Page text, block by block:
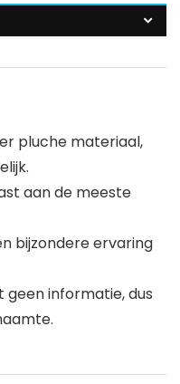
pluche materiaal,
aan de meeste
bijzondere ervaring
informatie, dus